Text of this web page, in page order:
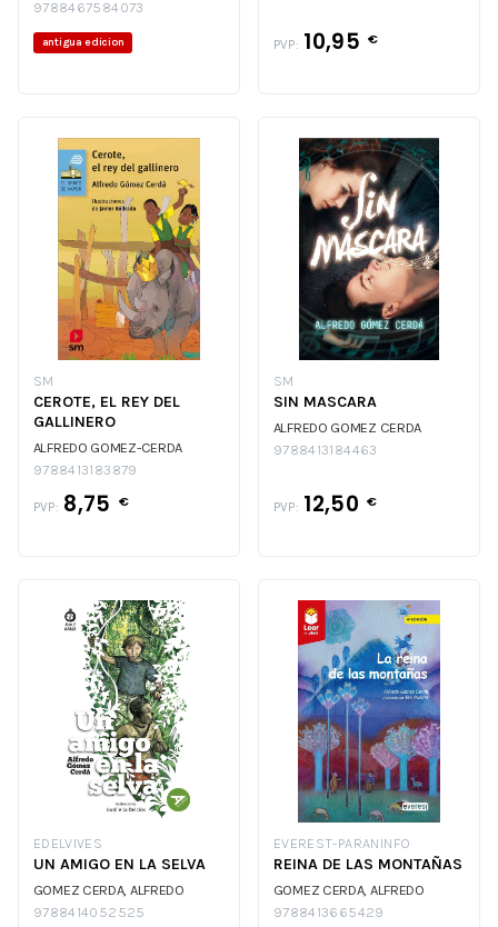
9788467584073
antigua edicion PVP: 10,95 €
SM
CEROTE, EL REY DEL
GALLINERO
ALFREDO GOMEZ-CERDA
9788413183879
PVP: 8,75 €
SM
SIN MASCARA
ALFREDO GOMEZ CERDA
9788413184463
PVP: 12,50 €
EDELVIVES
UN AMIGO EN LA SELVA
GOMEZ CERDA, ALFREDO
9788414052525
EVEREST-PARANINFO
REINA DE LAS MONTAÑAS
GOMEZ CERDA, ALFREDO
9788413665429